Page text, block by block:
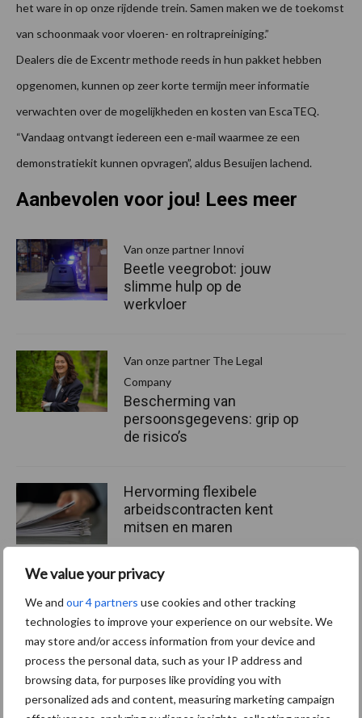
We value your privacy
We and our 4 partners use cookies and other tracking
technologies to improve your experience on our website. We
may store and/or access information from your device and
process the personal data, such as your IP address and
browsing data, for purposes like providing you with
personalized ads and content, measuring marketing campaign
het ware in op onze rijdende trein. Samen maken we de toekomst
van schoonmaak voor vloeren- en roltrapreiniging.”
Dealers die de Excentr methode reeds in hun pakket hebben
opgenomen, kunnen op zeer korte termijn meer informatie
verwachten over de mogelijkheden en kosten van EscaTEQ.
“Vandaag ontvangt iedereen een e-mail waarmee ze een
demonstratiekit kunnen opvragen”, aldus Besuijen lachend.
Aanbevolen voor jou! Lees meer
Van onze partner Innovi
Beetle veegrobot: jouw
slimme hulp op de
werkvloer
Van onze partner The Legal
Company
Bescherming van
persoonsgegevens: grip op
de risico’s
Hervorming flexibele
arbeidscontracten kent
mitsen en maren
Thema's Vakpartners
Coronavirus UVC